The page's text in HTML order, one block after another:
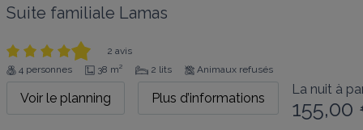
Suite familiale Lamas
2 avis
4 personnes
38 m² 2 lits Animaux refusés
Voir le planning Plus d’informations
La nuit à
155,00